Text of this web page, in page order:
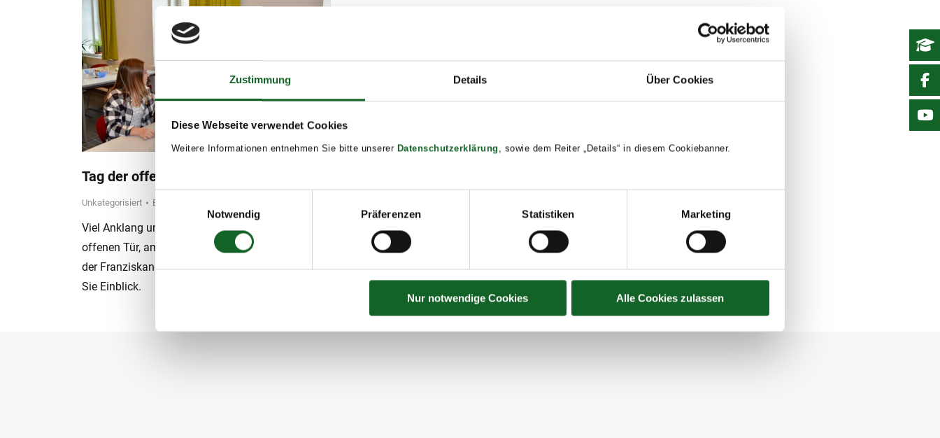
Zustimmung Details Über Cookies
Diese Webseite verwendet Cookies
Weitere Informationen entnehmen Sie bitte unserer Datenschutzerklärung , sowie dem Reiter „Details“ in diesem Cookiebanner.
Einwilligungsauswahl
Notwendig
Präferenzen Statistiken Marketing
Nur notwendige Cookies Alle Cookies zulassen
Tag der offenen Tür 2021
Unkategorisiert By
Viel Anklang und reges Interesse fand der Tag der
offenen Tür, am 12. Oktober, in der Mittelschule
der Franziskanerinnen von Vöcklabruck. Nehmen
Sie Einblick.